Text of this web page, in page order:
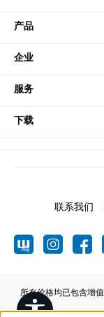
产品
企业
服务
下载
联系我们
所有价格均已包含增
Show toolbar